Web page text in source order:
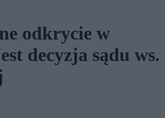
odkrycie w
decyzja sądu ws.